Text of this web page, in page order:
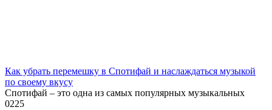
Как убрать перемешку в Спотифай и наслаждаться музыкой
по своему вкусу
Спотифай – это одна из самых популярных музыкальных
0225